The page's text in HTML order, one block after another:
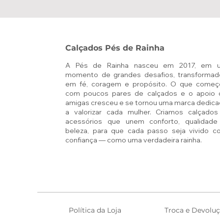
Calçados Pés de Rainha
A Pés de Rainha nasceu em 2017, em
momento de grandes desafios,
em fé, coragem e propósito. O que
com poucos pares de calçados e o apoio
amigas cresceu e se tornou uma marca
a valorizar cada mulher. Criamos
acessórios que unem conforto,
beleza, para que cada passo seja vivido
confiança — como uma verdadeira rainha.
Política da Loja Troca e